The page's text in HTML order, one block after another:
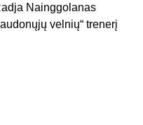
Nainggolanas
velnių“ trenerį